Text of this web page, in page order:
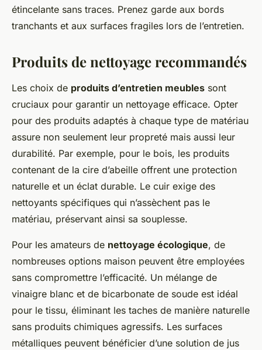
étincelante sans traces. Prenez garde aux bords
tranchants et aux surfaces fragiles lors de l’entretien.
Produits de nettoyage recommandés
Les choix de produits d’entretien meubles sont
cruciaux pour garantir un nettoyage efficace. Opter
pour des produits adaptés à chaque type de matériau
assure non seulement leur propreté mais aussi leur
durabilité. Par exemple, pour le bois, les produits
contenant de la cire d’abeille offrent une protection
naturelle et un éclat durable. Le cuir exige des
nettoyants spécifiques qui n’assèchent pas le
matériau, préservant ainsi sa souplesse.
Pour les amateurs de nettoyage écologique, de
nombreuses options maison peuvent être employées
sans compromettre l’efficacité. Un mélange de
vinaigre blanc et de bicarbonate de soude est idéal
pour le tissu, éliminant les taches de manière naturelle
sans produits chimiques agressifs. Les surfaces
métalliques peuvent bénéficier d’une solution de jus